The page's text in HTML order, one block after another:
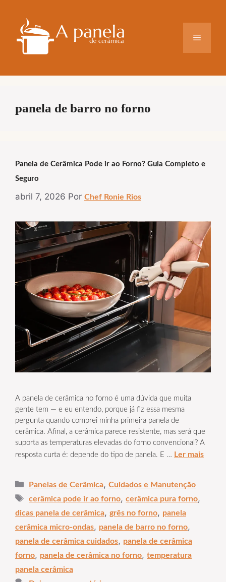
conteúdo
Menu
panela de barro no forno
Panela de Cerâmica Pode ir ao Forno? Guia Completo e
Seguro
abril 7, 2026 Por Chef Ronie Rios
A panela de cerâmica no forno é uma dúvida que muita
gente tem — e eu entendo, porque já fiz essa mesma
pergunta quando comprei minha primeira panela de
cerâmica. Afinal, a cerâmica parece resistente, mas será que
suporta as temperaturas elevadas do forno convencional? A
resposta curta é: depende do tipo de panela. E … Ler mais
Categorias
Panelas de Cerâmica,Cuidados e Manutenção
Tags
cerâmica pode ir ao forno,cerâmica pura forno,
dicas panela de cerâmica, grês no forno, panela
cerâmica micro-ondas, panela de barro no forno,
panela de cerâmica cuidados, panela de cerâmica
forno, panela de cerâmica no forno, temperatura
panela cerâmica